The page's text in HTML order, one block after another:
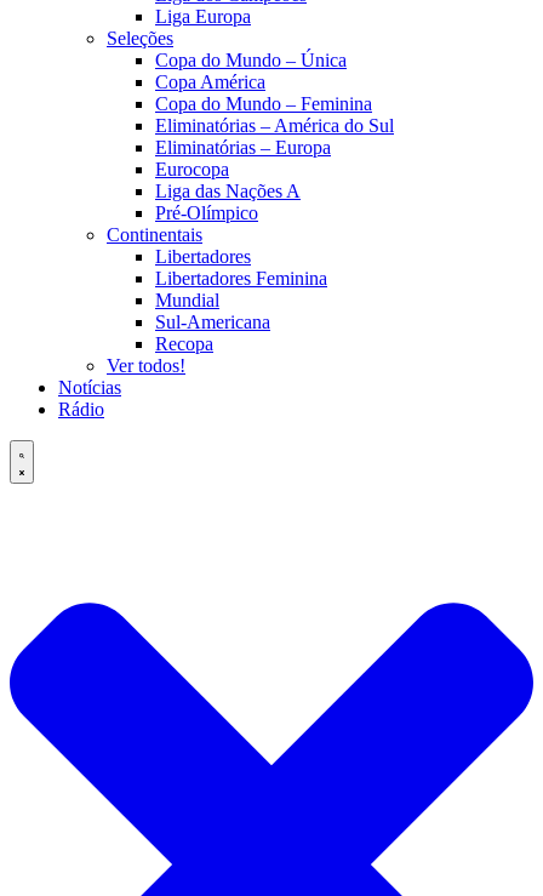
Liga Europa
Seleções
Copa do Mundo – Única
Copa América
Copa do Mundo – Feminina
Eliminatórias – América do Sul
Eliminatórias – Europa
Eurocopa
Liga das Nações A
Pré-Olímpico
Continentais
Libertadores
Libertadores Feminina
Mundial
Sul-Americana
Recopa
Ver todos!
Notícias
Rádio